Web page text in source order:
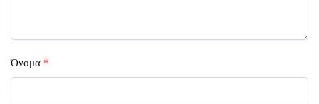
Όνομα *